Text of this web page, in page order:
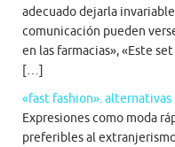
adecuado dejarla
comunicación pueden
en las farmacias», «Este
[…]
«fast fashion». alternativas
Expresiones como moda
preferibles al